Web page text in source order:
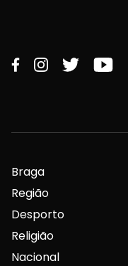
Braga
Região
Desporto
Religião
Nacional